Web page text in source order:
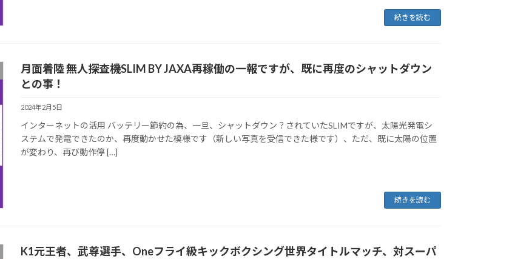
続きを読む
月面着陸 無人探査機SLIM BY JAXA再稼働の一報ですが、既に再度のシャットダウン
との事！
2024年2月5日
インターネットの活用 バッテリー節約の為、一旦、シャットダウン？されていたSLIMですが、太陽光発電シ
ステムで発電できたのか、再度動かせた模様です（新しい写真を受信できた様です）、ただ、既に太陽の位置
が変わり、再び動作停 […]
続きを読む
K1元王者、武尊選手、Oneフライ級キックボクシング世界タイトルマッチ、対スーパ